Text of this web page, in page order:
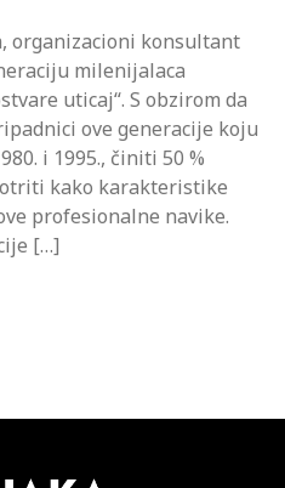
organizacioni konsultant
milenijalaca
uticaj“. S obzirom da
ove generacije koju
i 1995., činiti 50 %
kako karakteristike
profesionalne navike.
[…]